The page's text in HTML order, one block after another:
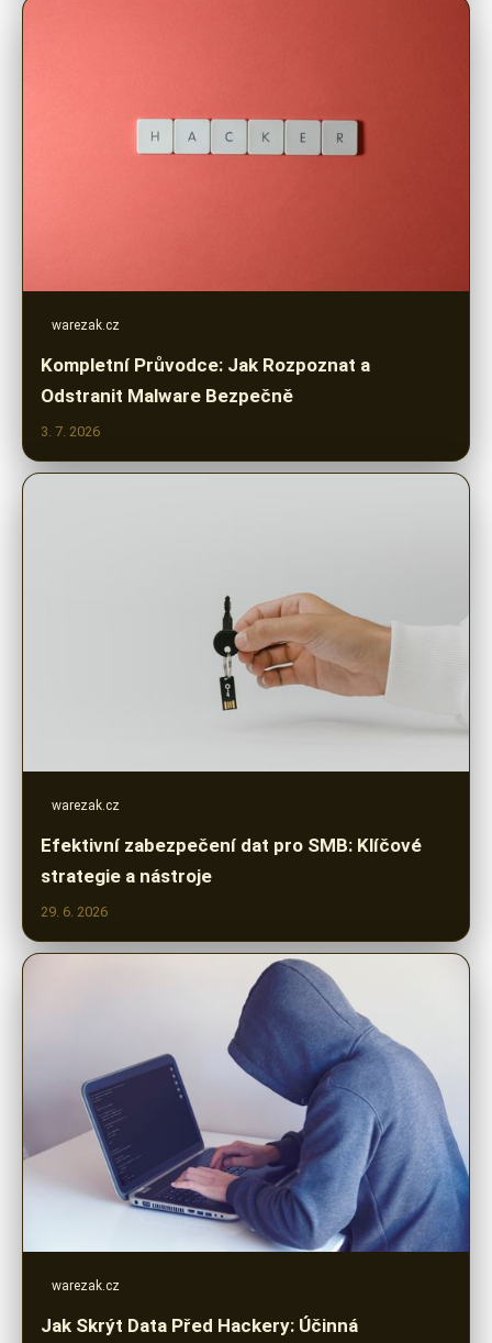
warezak.cz
Kompletní Průvodce: Jak Rozpoznat a
Odstranit Malware Bezpečně
3. 7. 2026
warezak.cz
Efektivní zabezpečení dat pro SMB: Klíčové
strategie a nástroje
29. 6. 2026
warezak.cz
Jak Skrýt Data Před Hackery: Účinná